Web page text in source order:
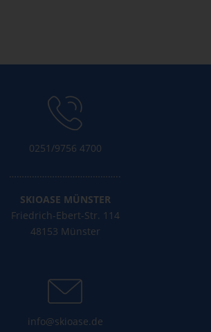
0251/9756 4700
……………………………………..
SKIOASE MÜNSTER
Friedrich-Ebert-Str. 114
48153 Münster
info@skioase.de